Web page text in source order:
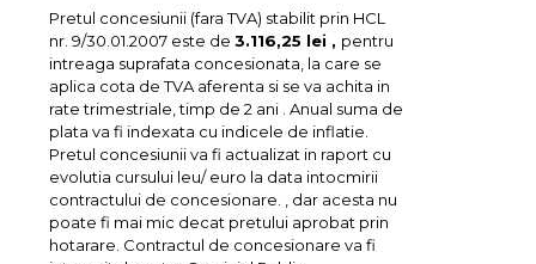
Pretul concesiunii (fara TVA) stabilit prin HCL
nr. 9/30.01.2007 este de 3.116,25 lei , pentru
intreaga suprafata concesionata, la care se
aplica cota de TVA aferenta si se va achita in
rate trimestriale, timp de 2 ani . Anual suma de
plata va fi indexata cu indicele de inflatie.
Pretul concesiunii va fi actualizat in raport cu
evolutia cursului leu/ euro la data intocmirii
contractului de concesionare. , dar acesta nu
poate fi mai mic decat pretului aprobat prin
hotarare. Contractul de concesionare va fi